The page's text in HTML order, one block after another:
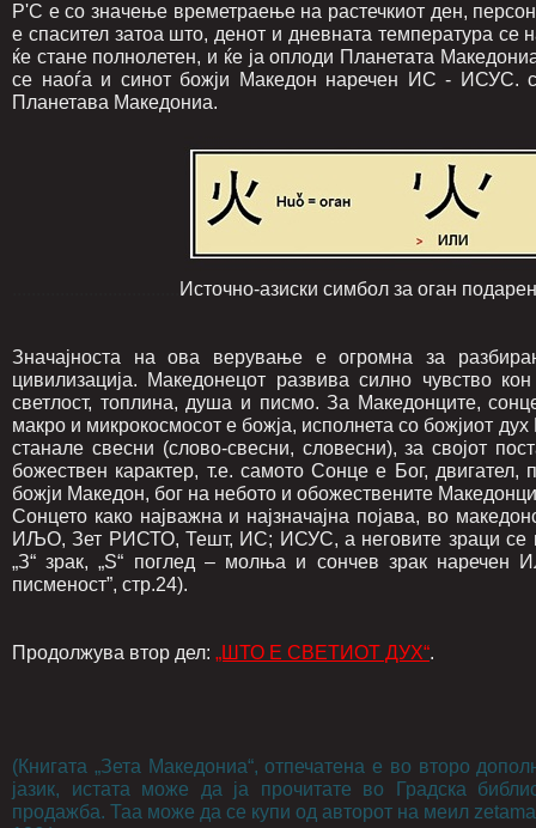
Р'С е со значење времетраење на растечкиот ден,
е спасител затоа што, денот и дневната температура се
ќе стане полнолетен, и ќе ја оплоди Планетата
се наоѓа и синот божји Македон наречен ИС -
Планетава Македониа.
Источно-азиски симбол за оган
Значајноста на ова верување е огромна за
цивилизација. Македонецот развива силно чувство
светлост, топлина, душа и писмо. За Македонците,
макро и микрокосмосот е божја, исполнета со божјиот
станале свесни (слово-свесни, словесни), за својот
божествен карактер, т.е. самото Сонце е Бог,
божји Македон, бог на небото и обожествените
Сонцето како најважна и најзначајна појава, во
ИЉО, Зет РИСТО, Тешт, ИС; ИСУС, а неговите зраци се
„З“ зрак, „Ѕ“ поглед – молња и сончев зрак наречен
писменост”, стр.24).
Продолжува втор дел: „ШТО Е СВЕТИОТ ДУХ“.
(Книгата „Зета Македониа“, отпечатена е во второ
јазик, истата може да ја прочитате во Градска
продажба. Таа може да се купи од авторот на меил